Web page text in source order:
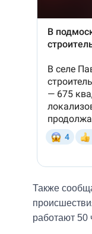
Также
работают 50